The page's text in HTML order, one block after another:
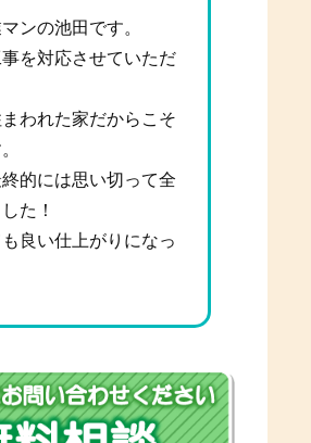
ンの池田です。
を対応させていただ
われた家だからこそ
的には思い切って全
た！
良い仕上がりになっ